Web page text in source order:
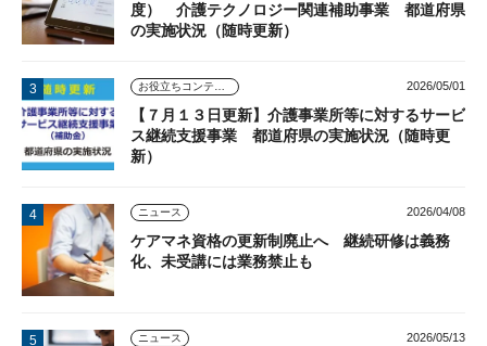
度） 介護テクノロジー関連補助事業 都道府県
の実施状況（随時更新）
お役立ちコンテンツ 2026/05/01
【７月１３日更新】介護事業所等に対するサービ
ス継続支援事業 都道府県の実施状況（随時更
新）
ニュース 2026/04/08
ケアマネ資格の更新制廃止へ 継続研修は義務
化、未受講には業務禁止も
ニュース 2026/05/13